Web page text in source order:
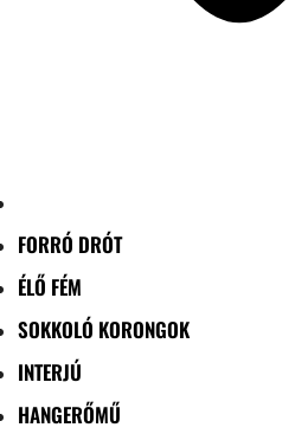
FORRÓ DRÓT
ÉLŐ FÉM
SOKKOLÓ KORONGOK
INTERJÚ
HANGERŐMŰ